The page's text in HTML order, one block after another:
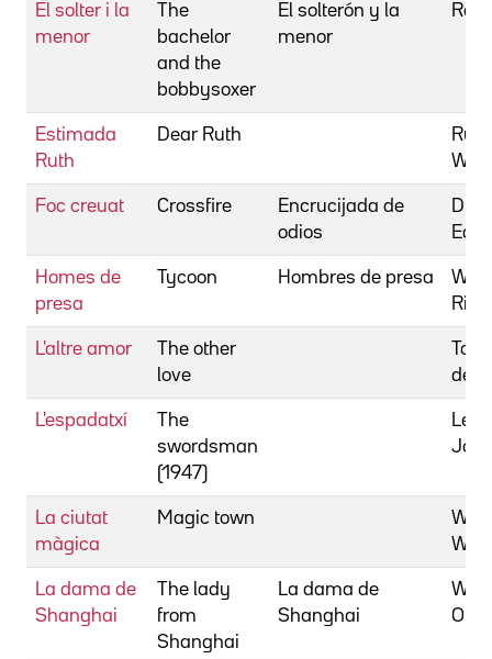
El solter i la
menor
The
bachelor
and the
bobbysoxer
El solterón y la
menor
Estimada
Ruth
Dear Ruth
Foc creuat Crossfire
Encrucijada de
odios
Homes de
presa
Tycoon Hombres de presa
L'altre amor
The other
love
de
L'espadatxí
The
swordsman
(1947)
La ciutat
màgica
Magic town
La dama de
Shanghai
The lady
from
Shanghai
La dama de
Shanghai